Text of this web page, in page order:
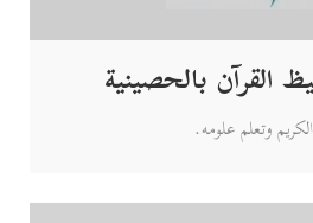
القرآن بالحصينية
وتعلم علومه.